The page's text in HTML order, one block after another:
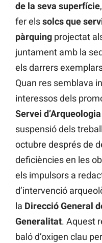
de la seva superfície
fer elssolcs que
pàrquing projectat
juntament amb la
els darrers
Quan res semblava
interessos dels
Servei
suspensió dels
octubre després de
deficiències en les
els impulsors a
d’intervenció
la Direcció General
Generalitat. Aquest
baló d’oxigen clau